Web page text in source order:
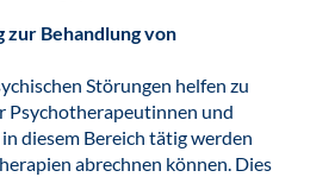
zur Behandlung von
Störungen helfen zu
Psychotherapeutinnen und
diesem Bereich tätig werden
abrechnen können. Dies